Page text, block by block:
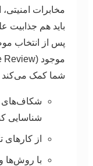
مخابرات
باید هم جذابیت
پس از انتخاب
شما کمک می‌کند
شناسایی
از کارهای
با روش‌ها